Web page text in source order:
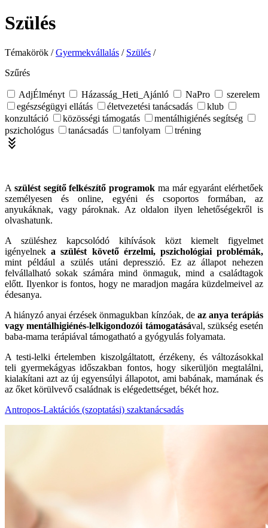
Szülés
Témakörök /Gyermekvállalás / Szülés /
Szűrés
AdjÉlményt Házasság_Heti_Ajánló NaPro
szerelem
egészségügyi ellátás
életvezetési tanácsadás
klub
konzultáció
közösségi támogatás
mentálhigiénés segítség
pszichológus
tanácsadás tanfolyam tréning
stat_minus_3
A szülést segítő felkészítő programok ma már egyaránt elérhetőek
személyesen és online, egyéni és csoportos formában, az
anyukáknak, vagy pároknak. Az oldalon ilyen lehetőségekről is
olvashatunk.
A szüléshez kapcsolódó kihívások közt kiemelt figyelmet
igényelneka szülést követő érzelmi, pszichológiai problémák,
mint például a szülés utáni depresszió. Ez az állapot nehezen
felvállalható sokak számára mind önmaguk, mind a családtagok
előtt. Ilyenkor is fontos, hogy ne maradjon magára küzdelmeivel az
édesanya.
A hiányzó anyai érzések önmagukban kínzóak, de az anya terápiás
vagy mentálhigiénés-lelkigondozói támogatásával, szükség esetén
baba-mama terápiával támogatható a gyógyulás folyamata.
A testi-lelki értelemben kiszolgáltatott, érzékeny, és változásokkal
teli gyermekágyas időszakban fontos, hogy sikerüljön megtalálni,
kialakítani azt az új egyensúlyi állapotot, ami babának, mamának és
az őket körülvevő családnak is elégedettséget, békét hoz.
Antropos-Laktációs (szoptatási) szaktanácsadás